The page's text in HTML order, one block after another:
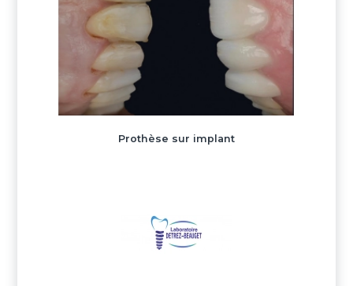
Prothèse sur implant